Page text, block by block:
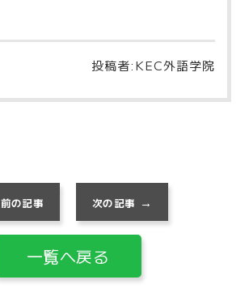
投稿者:KEC外語学院
前の記事
一覧へ戻る
次の記事